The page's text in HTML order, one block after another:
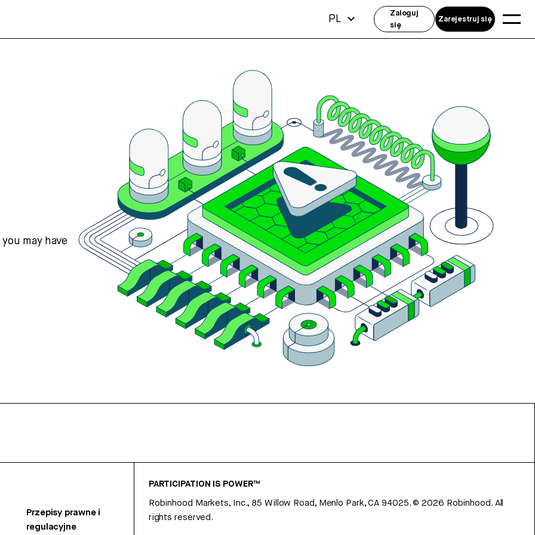
may have
Przepisy prawne i
regulacyjne
PARTICIPATION IS POWER™
Robinhood Markets, Inc., 85 Willow Road, Menlo Park, CA 94025.©2026 Robinhood. All
rights reserved.
PL
Zaloguj
się
Zarejestruj się